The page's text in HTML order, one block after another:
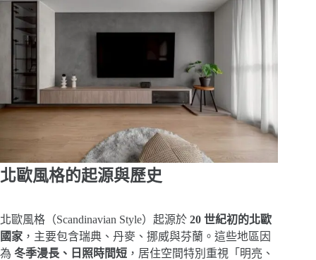
北歐風格的起源與歷史
北歐風格（Scandinavian Style）起源於 20 世紀初的北歐
國家 ，主要包含瑞典、丹麥、挪威與芬蘭。這些地區因
為 冬季漫長、日照時間短 ，居住空間特別重視「明亮、